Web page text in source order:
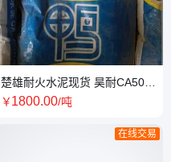
楚雄耐火水泥现货 昊耐CA50-
A600耐火水泥
￥1800.00/吨
在线交易